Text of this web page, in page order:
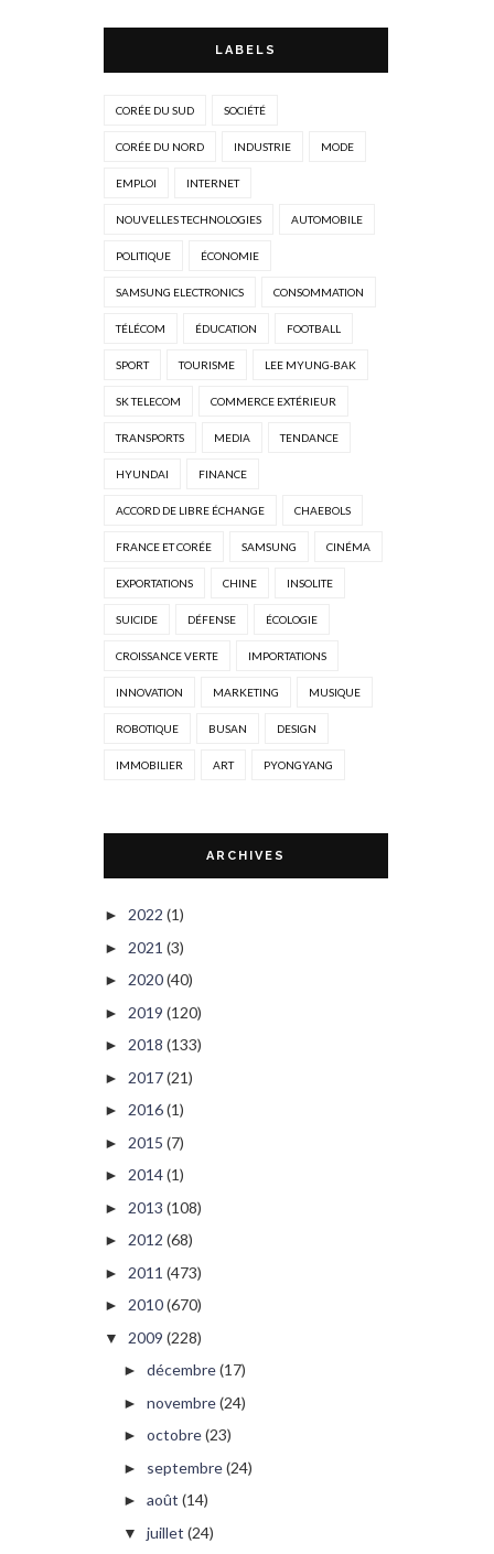
LABELS
CORÉE DU SUD SOCIÉTÉ
CORÉE DU NORD INDUSTRIE MODE
EMPLOI INTERNET
NOUVELLES TECHNOLOGIES AUTOMOBILE
POLITIQUE ÉCONOMIE
SAMSUNG ELECTRONICS CONSOMMATION
TÉLÉCOM ÉDUCATION FOOTBALL
SPORT TOURISME LEE MYUNG-BAK
SK TELECOM COMMERCE EXTÉRIEUR
TRANSPORTS MEDIA TENDANCE
HYUNDAI FINANCE
ACCORD DE LIBRE ÉCHANGE CHAEBOLS
FRANCE ET CORÉE SAMSUNG CINÉMA
EXPORTATIONS CHINE INSOLITE
SUICIDE DÉFENSE ÉCOLOGIE
CROISSANCE VERTE IMPORTATIONS
INNOVATION MARKETING MUSIQUE
ROBOTIQUE BUSAN DESIGN
IMMOBILIER ART PYONGYANG
ARCHIVES
► 2022 (1)
► 2021 (3)
► 2020(40)
► 2019 (120)
► 2018 (133)
► 2017(21)
► 2016(1)
► 2015 (7)
► 2014(1)
► 2013 (108)
► 2012 (68)
► 2011 (473)
► 2010(670)
▼ 2009 (228)
► décembre(17)
► novembre(24)
► octobre(23)
► septembre(24)
► août (14)
▼ juillet (24)